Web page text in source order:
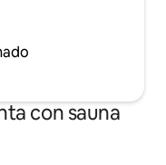
con sauna